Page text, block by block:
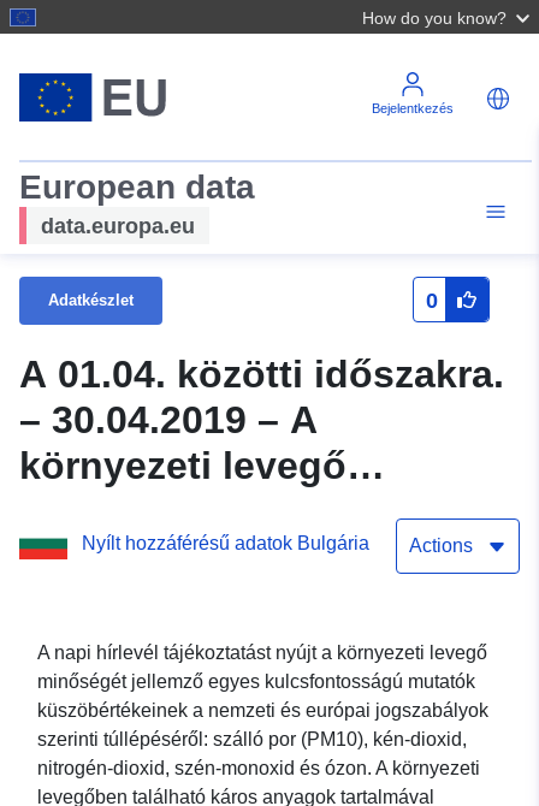
How do you know?
Bejelentkezés
European data
data.europa.eu
Adatkészlet 0
A 01.04. közötti időszakra.
– 30.04.2019 – A
környezeti levegő
minőségéről szóló napi
hírlevél az országban
Nyílt hozzáférésű adatok Bulgária Actions
A napi hírlevél tájékoztatást nyújt a környezeti levegő
minőségét jellemző egyes kulcsfontosságú mutatók
küszöbértékeinek a nemzeti és európai jogszabályok
szerinti túllépéséről: szálló por (PM10), kén-dioxid,
nitrogén-dioxid, szén-monoxid és ózon. A környezeti
levegőben található káros anyagok tartalmával